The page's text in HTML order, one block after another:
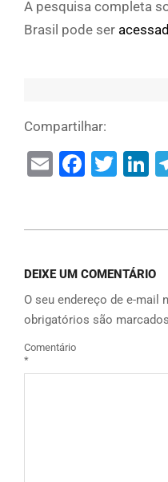
A pesquisa completa
Brasil pode ser
Compartilhar:
Email
DEIXE UM COMENTÁRIO
O seu endereço de e-mail
obrigatórios são
Comentário
*